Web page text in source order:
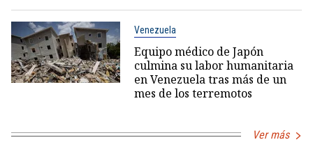
Venezuela
Equipo médico de Japón
culmina su labor humanitaria
en Venezuela tras más de un
mes de los terremotos
Ver más